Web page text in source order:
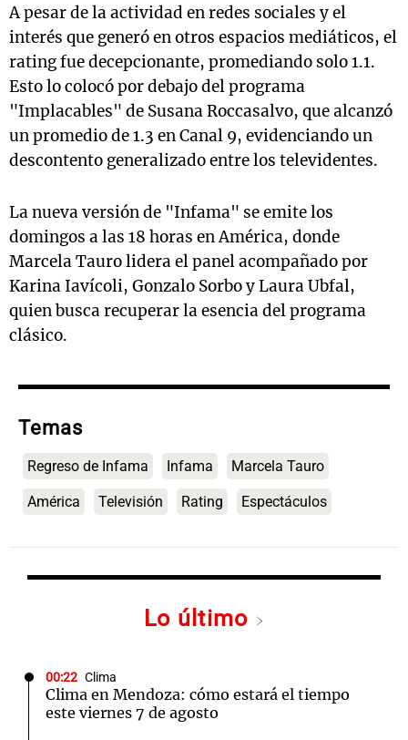
A pesar de la actividad en redes sociales y el
interés que generó en otros espacios mediáticos, el
rating fue decepcionante, promediando solo 1.1.
Esto lo colocó por debajo del programa
"Implacables" de Susana Roccasalvo, que alcanzó
un promedio de 1.3 en Canal 9, evidenciando un
descontento generalizado entre los televidentes.
La nueva versión de "Infama" se emite los
domingos a las 18 horas en América, donde
Marcela Tauro lidera el panel acompañado por
Karina Iavícoli, Gonzalo Sorbo y Laura Ubfal,
quien busca recuperar la esencia del programa
clásico.
Temas
Regreso de Infama Infama Marcela Tauro
América Televisión Rating Espectáculos
Lo último
00:22 Clima
Clima en Mendoza: cómo estará el tiempo
este viernes 7 de agosto